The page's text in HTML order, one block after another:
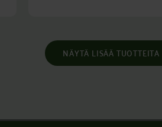
NÄYTÄ LISÄÄ TUOTTEITA